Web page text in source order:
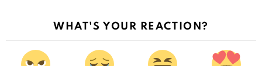
WHAT'S YOUR REACTION?